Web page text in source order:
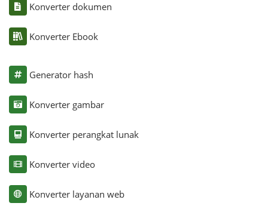
Konverter dokumen
Konverter Ebook
Generator hash
Konverter gambar
Konverter perangkat lunak
Konverter video
Konverter layanan web